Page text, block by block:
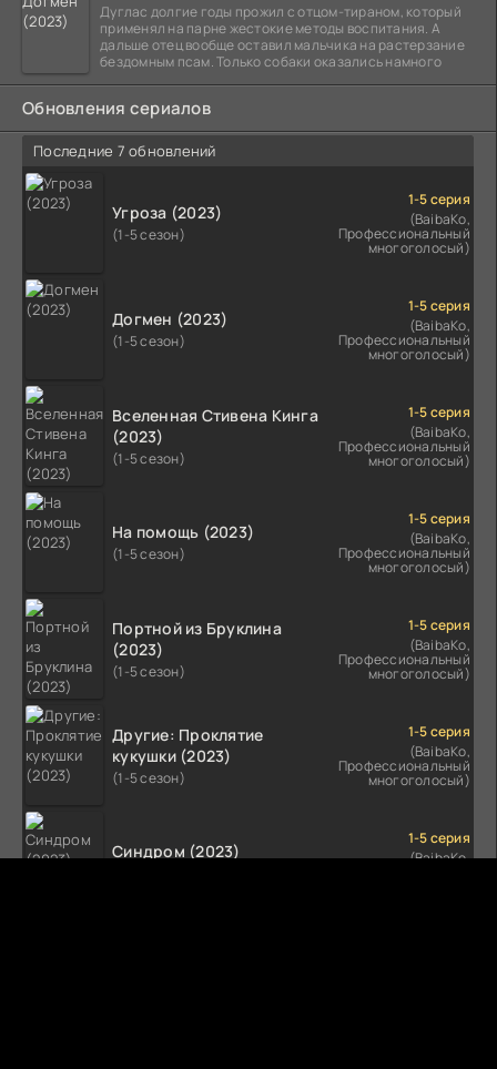
Дуглас долгие годы прожил с отцом-тираном, который
применял на парне жестокие методы воспитания. А
дальше отец вообще оставил мальчика на растерзание
бездомным псам. Только собаки оказались намного
Обновления сериалов
Последние 7 обновлений
Угроза (2023)
(1-5 сезон)
1-5 серия
(BaibaKo,
Профессиональный
многоголосый)
Догмен (2023)
(1-5 сезон)
1-5 серия
(BaibaKo,
Профессиональный
многоголосый)
Вселенная Стивена Кинга
(2023)
(1-5 сезон)
1-5 серия
(BaibaKo,
Профессиональный
многоголосый)
На помощь (2023)
(1-5 сезон)
1-5 серия
(BaibaKo,
Профессиональный
многоголосый)
Портной из Бруклина
(2023)
(1-5 сезон)
1-5 серия
(BaibaKo,
Профессиональный
многоголосый)
Другие: Проклятие
кукушки (2023)
(1-5 сезон)
1-5 серия
(BaibaKo,
Профессиональный
многоголосый)
Синдром (2023)
1-5 серия
(BaibaKo,